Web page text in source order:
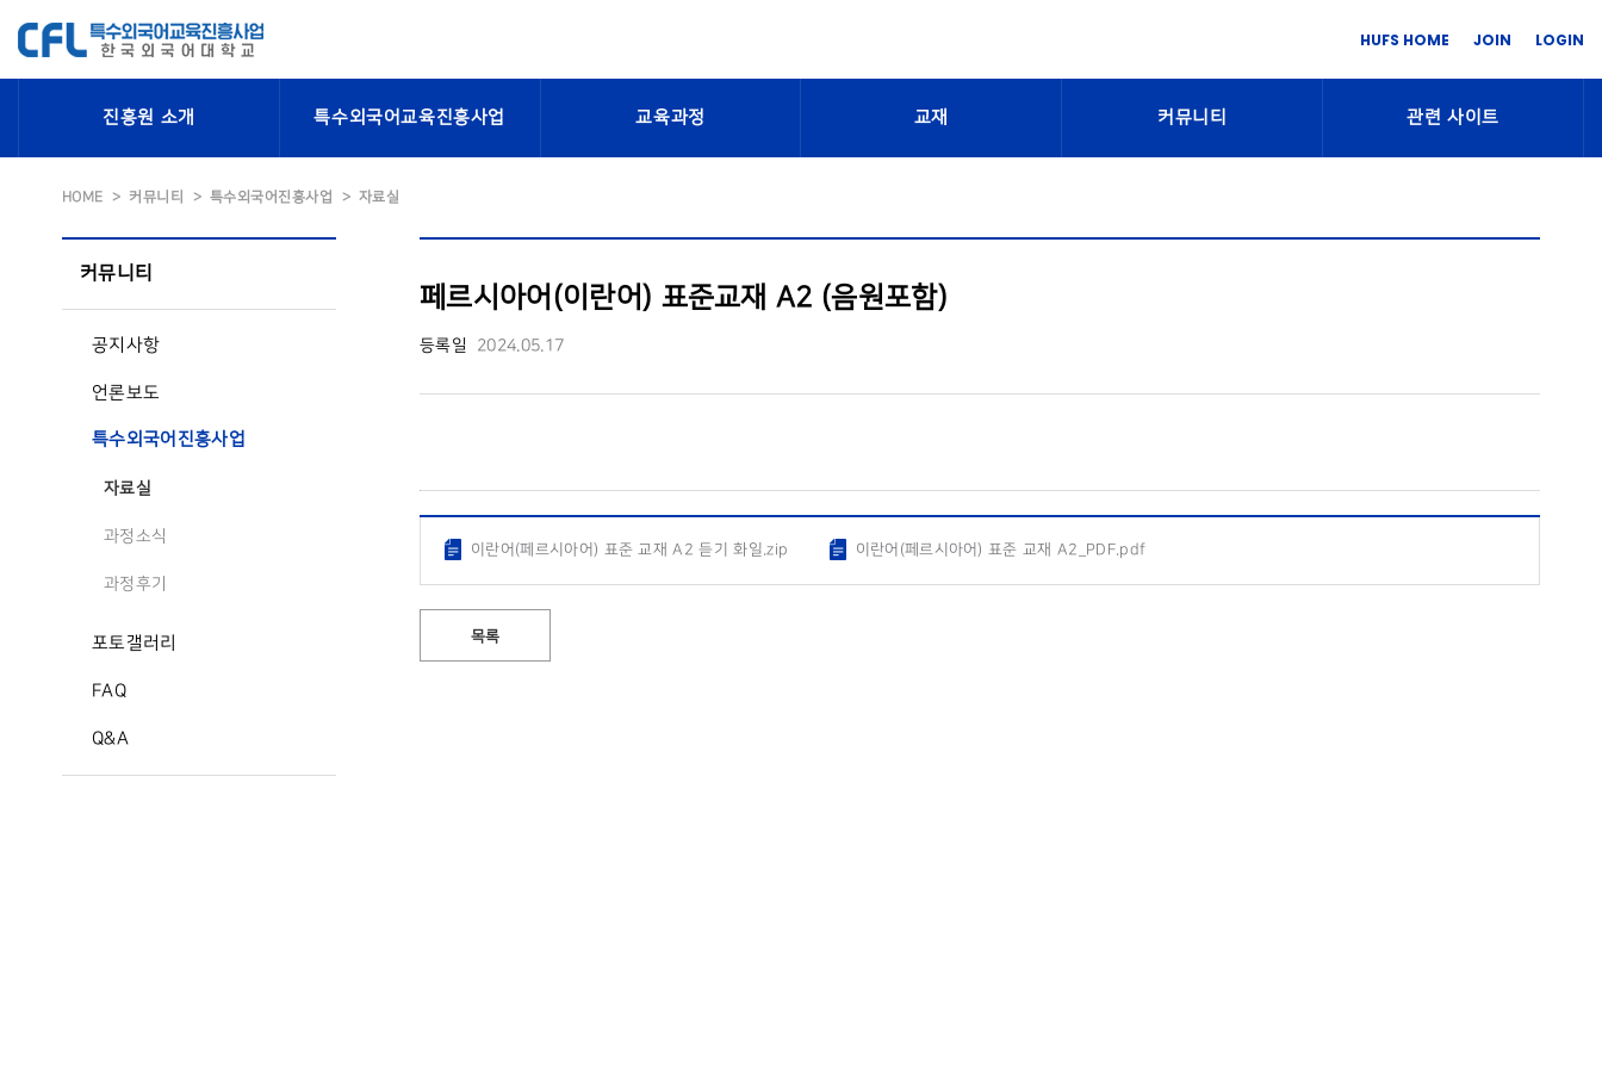
HUFS HOME JOIN LOGIN
진흥원 소개 특수외국어교육진흥사업 교육과정 교재 커뮤니티 관련 사이트
HOME 커뮤니티 특수외국어진흥사업 자료실
커뮤니티
공지사항
언론보도
특수외국어진흥사업
자료실
과정소식
과정후기
포토갤러리
FAQ
Q&A
페르시아어(이란어) 표준교재 A2 (음원포함)
등록일 2024.05.17
이란어(페르시아어) 표준 교재 A2 듣기 화일.zip 이란어(페르시아어) 표준 교재 A2_PDF.pdf
목록